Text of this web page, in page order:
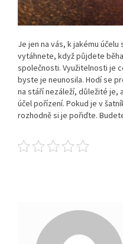
Je jen na vás, k jakému
vytáhnete, když půjdete
společnosti. Využitelnosti je
byste je neunosila. Hodí se
na stáří nezáleží, důležité je,
účel pořízení. Pokud je v
rozhodně si je pořiďte.